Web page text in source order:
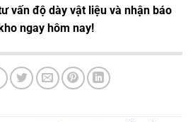
vấn độ dày vật liệu và nhận báo
ngay hôm nay!